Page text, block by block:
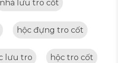
nhà lưu tro cốt
hộc đựng tro cốt
lưu tro hộc tro cốt